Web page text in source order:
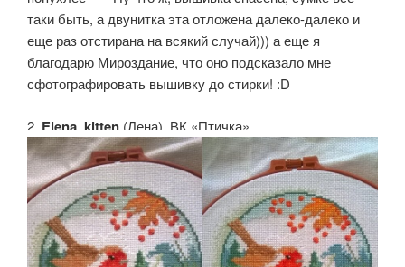
таки быть, а двунитка эта отложена далеко-далеко и
еще раз отстирана на всякий случай))) а еще я
благодарю Мироздание, что оно подсказало мне
сфотографировать вышивку до стирки! :D
2. Elena_kitten (Лена). ВК «Птичка»